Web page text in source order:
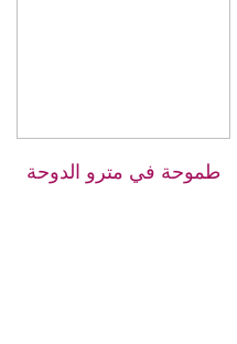
طموحة في مترو الدوحة